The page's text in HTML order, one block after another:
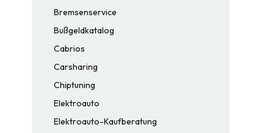
Bremsenservice
Bußgeldkatalog
Cabrios
Carsharing
Chiptuning
Elektroauto
Elektroauto-Kaufberatung